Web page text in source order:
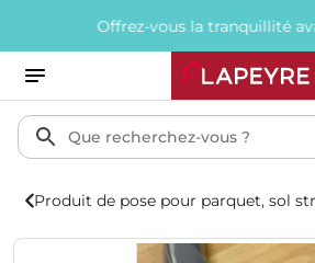
Offrez-vous la tranquillité avant vos
Produit de pose pour parquet, sol